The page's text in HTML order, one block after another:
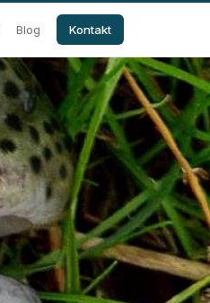
Blog Kontakt